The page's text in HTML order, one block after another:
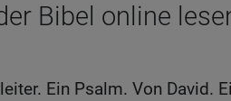
Bibel online
Ein Psalm. Von David.